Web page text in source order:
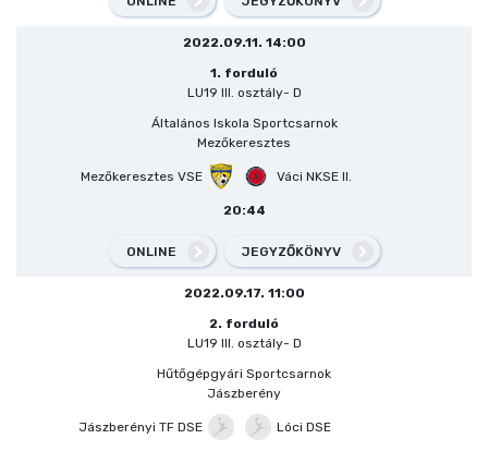
2022.09.11. 14:00
1. forduló
LU19 III. osztály- D
Általános Iskola Sportcsarnok
Mezőkeresztes
Mezőkeresztes VSE Váci NKSE II.
20:44
ONLINE JEGYZŐKÖNYV
2022.09.17. 11:00
2. forduló
LU19 III. osztály- D
Hűtőgépgyári Sportcsarnok
Jászberény
Jászberényi TF DSE Lóci DSE